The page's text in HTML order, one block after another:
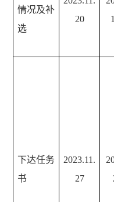
情况及补
选
20
下达任务
书
2023.11.
27